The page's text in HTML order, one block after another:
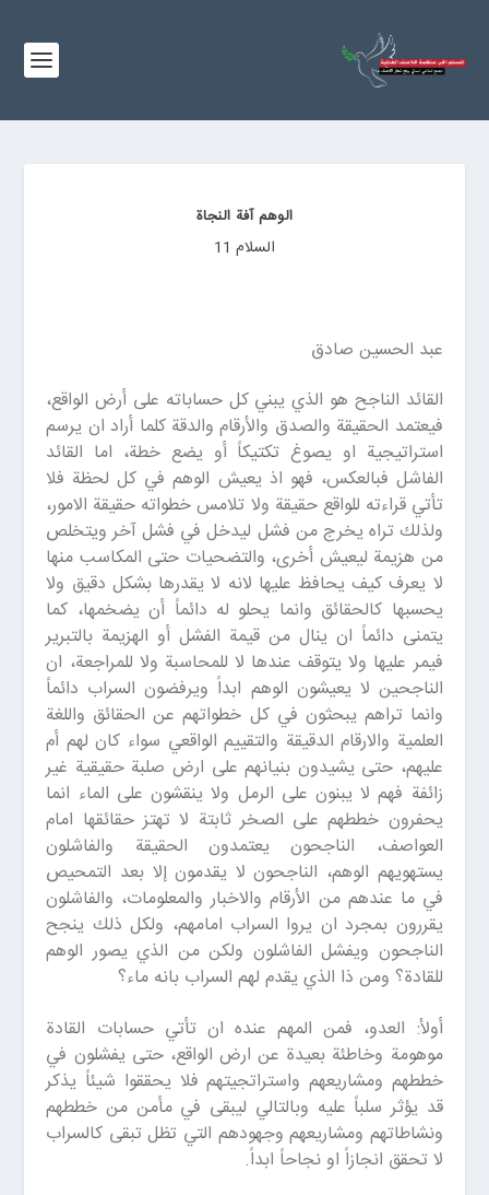
الوهم آفة النجاة
السلام 11
عبد الحسين صادق
القائد الناجح هو الذي يبني كل حساباته على أرض الواقع،
فيعتمد الحقيقة والصدق والأرقام والدقة كلما أراد ان يرسم
استراتيجية او يصوغ تكتيكاً أو يضع خطة، اما القائد
الفاشل فبالعكس، فهو اذ يعيش الوهم في كل لحظة فلا
تأتي قراءته للواقع حقيقة ولا تلامس خطواته حقيقة الامور،
ولذلك تراه يخرج من فشل ليدخل في فشل آخر ويتخلص
من هزيمة ليعيش أخرى، والتضحيات حتى المكاسب منها
لا يعرف كيف يحافظ عليها لانه لا يقدرها بشكل دقيق ولا
يحسبها كالحقائق وانما يحلو له دائماً أن يضخمها، كما
يتمنى دائماً ان ينال من قيمة الفشل أو الهزيمة بالتبرير
فيمر عليها ولا يتوقف عندها لا للمحاسبة ولا للمراجعة، ان
الناجحين لا يعيشون الوهم ابداً ويرفضون السراب دائماً
وانما تراهم يبحثون في كل خطواتهم عن الحقائق واللغة
العلمية والارقام الدقيقة والتقييم الواقعي سواء كان لهم أم
عليهم، حتى يشيدون بنيانهم على ارض صلبة حقيقية غير
زائفة فهم لا يبنون على الرمل ولا ينقشون على الماء انما
يحفرون خططهم على الصخر ثابتة لا تهتز حقائقها امام
العواصف، الناجحون يعتمدون الحقيقة والفاشلون
يستهويهم الوهم، الناجحون لا يقدمون إلا بعد التمحيص
في ما عندهم من الأرقام والاخبار والمعلومات، والفاشلون
يقررون بمجرد ان يروا السراب امامهم، ولكل ذلك ينجح
الناجحون ويفشل الفاشلون ولكن من الذي يصور الوهم
للقادة؟ ومن ذا الذي يقدم لهم السراب بانه ماء؟
أولأ: العدو، فمن المهم عنده ان تأتي حسابات القادة
موهومة وخاطئة بعيدة عن ارض الواقع، حتى يفشلون في
خططهم ومشاريعهم واستراتجيتهم فلا يحققوا شيئاً يذكر
قد يؤثر سلباً عليه وبالتالي ليبقى في مأمن من خططهم
ونشاطاتهم ومشاريعهم وجهودهم التي تظل تبقى كالسراب
لا تحقق انجازاً او نجاحاً ابداً.